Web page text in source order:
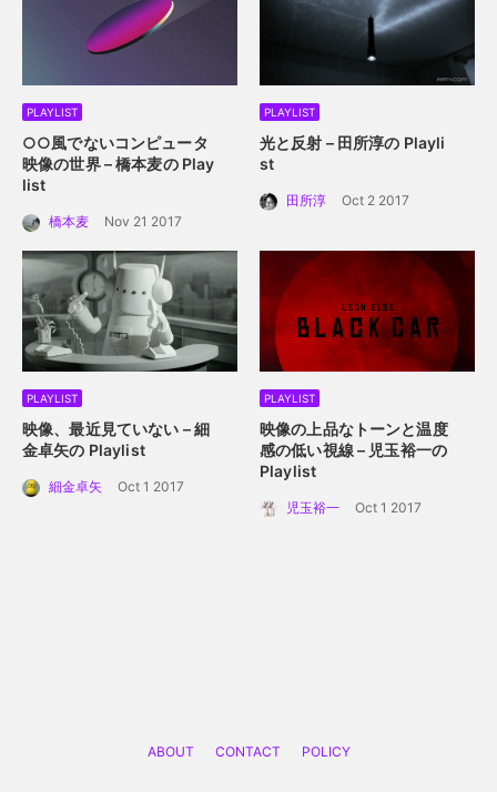
PLAYLIST
○○風でないコンピュータ
映像の世界 – 橋本麦の Play
list
橋本麦 Nov 21 2017
PLAYLIST
光と反射 – 田所淳の Playli
st
田所淳 Oct 2 2017
PLAYLIST
映像、最近見ていない – 細
金卓矢の Playlist
細金卓矢 Oct 1 2017
PLAYLIST
映像の上品なトーンと温度
感の低い視線 – 児玉裕一の
Playlist
児玉裕一 Oct 1 2017
ABOUT CONTACT POLICY